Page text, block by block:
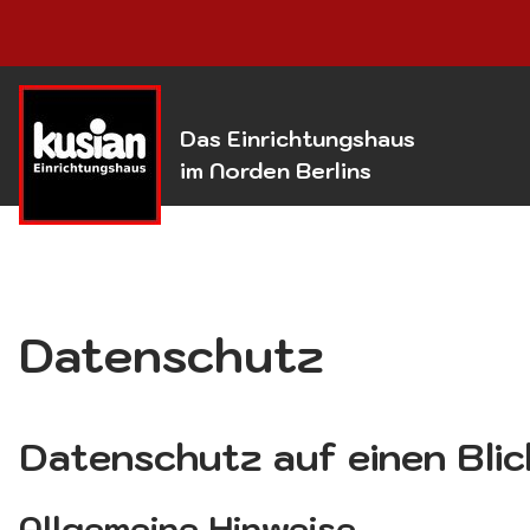
Das Einrichtungshaus
im Norden Berlins
Datenschutz
Datenschutz auf einen